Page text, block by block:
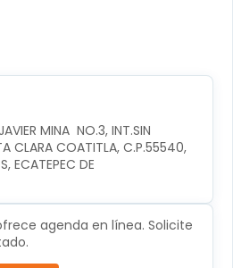
MINA  NO.3, INT.SIN
CLARA COATITLA, C.P.55540,
ECATEPEC DE
agenda en línea. Solicite